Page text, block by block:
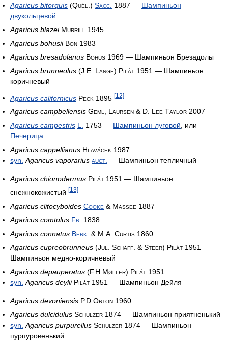
Agaricus bitorquis (Quél.) Sacc. 1887 — Шампиньон
двукольцевой
Agaricus blazei Murrill 1945
Agaricus bohusii Bon 1983
Agaricus bresadolanus Bohus 1969 — Шампиньон Брезадолы
Agaricus brunneolus (J.E. Lange) Pilát 1951 — Шампиньон
коричневый
Agaricus californicus Peck 1895 [12]
Agaricus campbellensis Geml, Laursen & D. Lee Taylor 2007
Agaricus campestris L. 1753 — Шампиньон луговой , или
Печерица
Agaricus cappellianus Hlavácek 1987
syn. Agaricus vaporarius auct. — Шампиньон тепличный
Agaricus chionodermus Pilát 1951 — Шампиньон
снежнокожистый [13]
Agaricus clitocyboides Cooke & Massee 1887
Agaricus comtulus Fr. 1838
Agaricus connatus Berk. & M.A. Curtis 1860
Agaricus cupreobrunneus (Jul. Schäff. & Steer) Pilát 1951 —
Шампиньон медно-коричневый
Agaricus depauperatus (F.H.Møller) Pilát 1951
syn. Agaricus deylii Pilát 1951 — Шампиньон Дейля
Agaricus devoniensis P.D.Orton 1960
Agaricus dulcidulus Schulzer 1874 — Шампиньон приятненький
syn. Agaricus purpurellus Schulzer 1874 — Шампиньон
пурпуровенький